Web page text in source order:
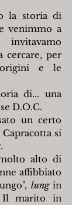
la storia di
venimmo a
invitavamo
cercare, per
e le
di... una
D.O.C.
un certo
si
.
alto di
affibbiato
lung in
Il marito in